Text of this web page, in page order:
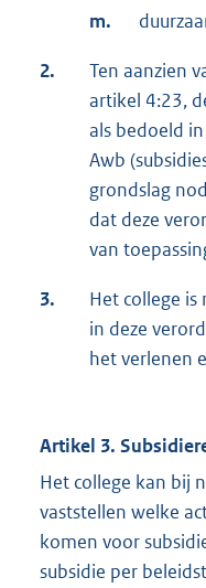
m.
2.
Ten aanzien
artikel 4:23,
als bedoeld
Awb
grondslag
dat deze
van
3.
Het college
in deze
het verlenen
Artikel 3.
Het college kan bij
vaststellen welke
komen voor
subsidie per